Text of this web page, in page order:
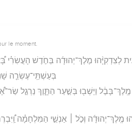
le moment.
לְצִדְקִיָּ֨הוּ מֶלֶךְ־יְהוּדָ֜ה בַּחֹ֣דֶשׁ הָעֲשִׂרִ֗י בָּ֠א
בְּעַשְׁתֵּֽי־עֶשְׂרֵ֤ה
מֶֽלֶךְ־בָּבֶ֔ל וַיֵּשְׁב֖וּ בְּשַׁ֣עַר הַתָּ֑וֶךְ נֵרְגַ֣ל
מֶֽלֶךְ־יְהוּדָ֜ה וְכֹ֣ל ׀ אַנְשֵׁ֣י הַמִּלְחָמָ֗ה